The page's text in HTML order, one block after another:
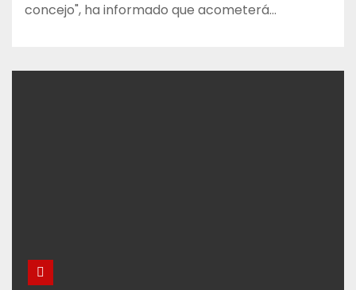
concejo", ha informado que acometerá…